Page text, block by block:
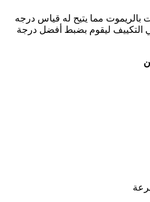
مما يتيح له قياس درجه
التكييف ليقوم بضبط أفضل درجة